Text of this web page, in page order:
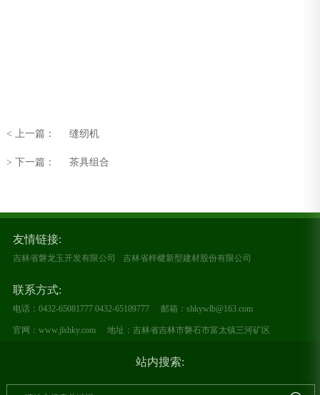
< 上一篇： 缝纫机
> 下一篇： 茶具组合
友情链接:
吉林省磐龙玉开发有限公司 吉林省梓楗新型建材股份有限公司
联系方式:
电话：0432-65081777 0432-65109777 邮箱：shkywlb@163.com
官网：www.jlshky.com 地址：吉林省吉林市磐石市富太镇三河矿区
站内搜索: